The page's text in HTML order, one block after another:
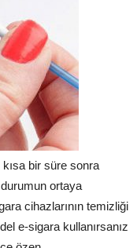
bir süre sonra
ortaya
cihazlarının temizliği
e-sigara kullanırsanız